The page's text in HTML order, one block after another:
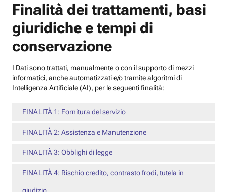
Finalità dei trattamenti, basi
giuridiche e tempi di
conservazione
I Dati sono trattati, manualmente o con il supporto di mezzi
informatici, anche automatizzati e/o tramite algoritmi di
Intelligenza Artificiale (AI), per le seguenti finalità:
FINALITÀ 1: Fornitura del servizio
FINALITÀ 2: Assistenza e Manutenzione
FINALITÀ 3: Obblighi di legge
FINALITÀ 4: Rischio credito, contrasto frodi, tutela in